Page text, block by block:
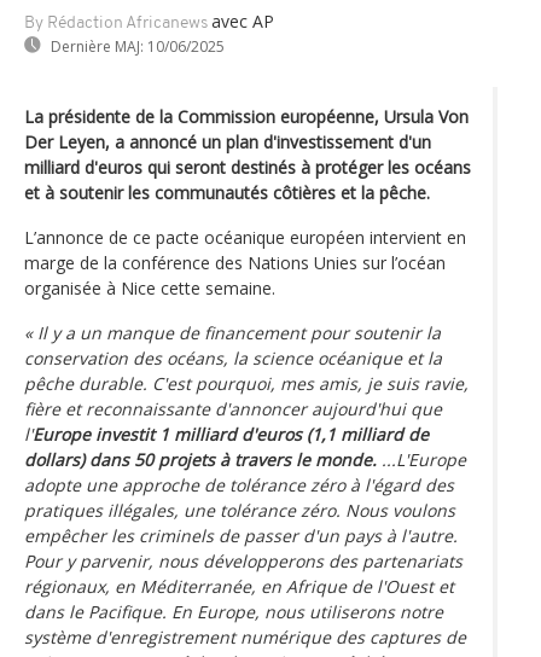
By Rédaction Africanews avec AP
Dernière MAJ: 10/06/2025
La présidente de la Commission européenne, Ursula Von
Der Leyen, a annoncé un plan d'investissement d'un
milliard d'euros qui seront destinés à protéger les océans
et à soutenir les communautés côtières et la pêche.
L’annonce de ce pacte océanique européen intervient en
marge de la conférence des Nations Unies sur l’océan
organisée à Nice cette semaine.
« Il y a un manque de financement pour soutenir la
conservation des océans, la science océanique et la
pêche durable. C'est pourquoi, mes amis, je suis ravie,
fière et reconnaissante d'annoncer aujourd'hui que
l'Europe investit 1 milliard d'euros (1,1 milliard de
dollars) dans 50 projets à travers le monde. ...L'Europe
adopte une approche de tolérance zéro à l'égard des
pratiques illégales, une tolérance zéro. Nous voulons
empêcher les criminels de passer d'un pays à l'autre.
Pour y parvenir, nous développerons des partenariats
régionaux, en Méditerranée, en Afrique de l'Ouest et
dans le Pacifique. En Europe, nous utiliserons notre
système d'enregistrement numérique des captures de